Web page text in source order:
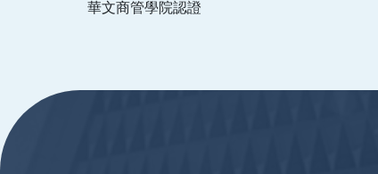
華文商管學院認證